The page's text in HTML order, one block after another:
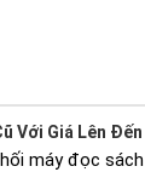
Với Giá Lên
máy đọc